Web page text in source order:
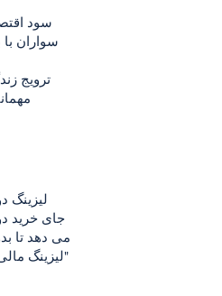
سواران
لیزینگ
جای خرید
می دهد تا
"لیزینگ